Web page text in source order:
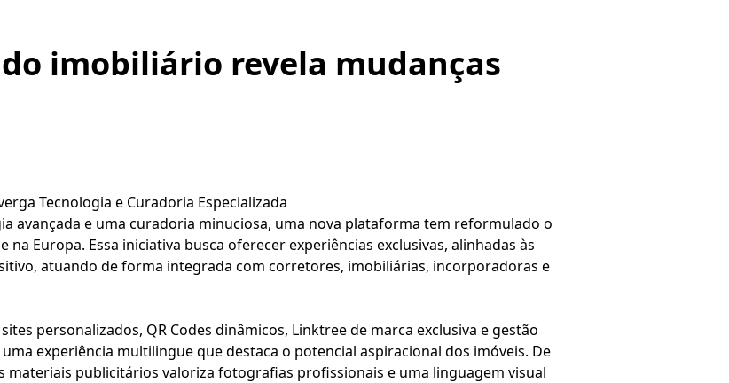
imobiliário revela mudanças
Tecnologia e Curadoria Especializada
avançada e uma curadoria minuciosa, uma nova plataforma tem reformulado o
Europa. Essa iniciativa busca oferecer experiências exclusivas, alinhadas às
atuando de forma integrada com corretores, imobiliárias, incorporadoras e
personalizados, QR Codes dinâmicos, Linktree de marca exclusiva e gestão
experiência multilingue que destaca o potencial aspiracional dos imóveis. De
materiais publicitários valoriza fotografias profissionais e uma linguagem visual